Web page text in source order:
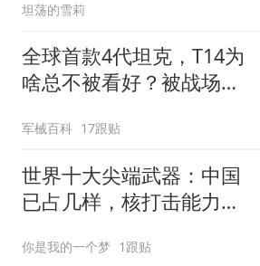
坦荡的雪莉
全球首款4代坦克，T14为
啥总不被看好？被战场嫌
军械百科 17跟贴
世界十大尖端武器：中国
已占几样，核打击能力跻
你是我的一个梦 1跟贴